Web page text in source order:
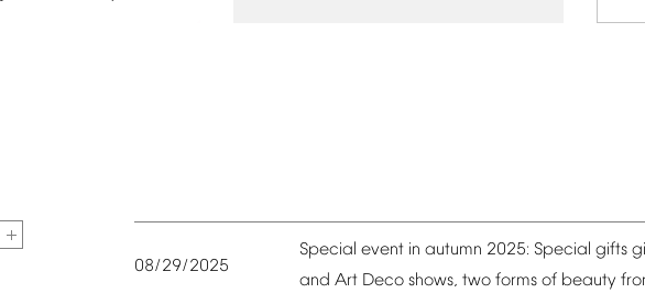
08/29/2025
Special event in autumn 2025: Special gifts
and Art Deco shows, two forms of beauty